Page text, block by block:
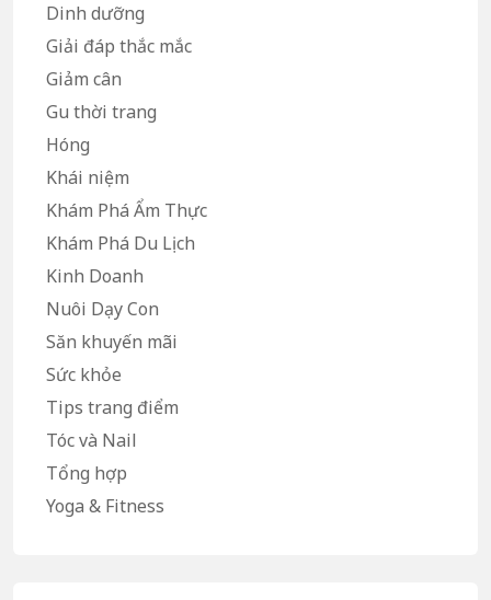
Dinh dưỡng
Giải đáp thắc mắc
Giảm cân
Gu thời trang
Hóng
Khái niệm
Khám Phá Ẩm Thực
Khám Phá Du Lịch
Kinh Doanh
Nuôi Dạy Con
Săn khuyến mãi
Sức khỏe
Tips trang điểm
Tóc và Nail
Tổng hợp
Yoga & Fitness